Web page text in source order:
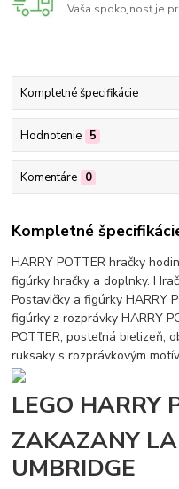
Vaša spokojnosť je
Kompletné špecifikácie
Hodnotenie 5
Komentáre 0
Kompletné
HARRY POTTER hračky
figúrky hračky a doplnky.
Postavičky a figúrky HARRY
figúrky z rozprávky HARRY
POTTER, posteľná bielizeň,
ruksaky s rozprávkovým
LEGO HARRY
ZAKAZANY
UMBRIDGE